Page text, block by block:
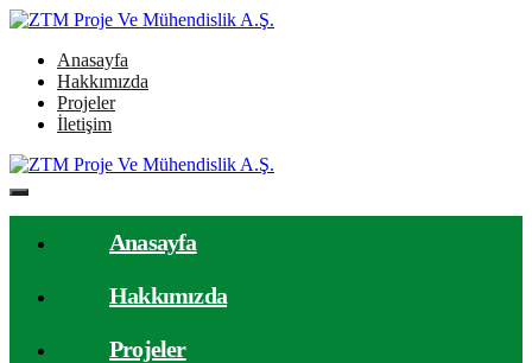
Anasayfa
Hakkımızda
Projeler
İletişim
Anasayfa
Hakkımızda
Projeler